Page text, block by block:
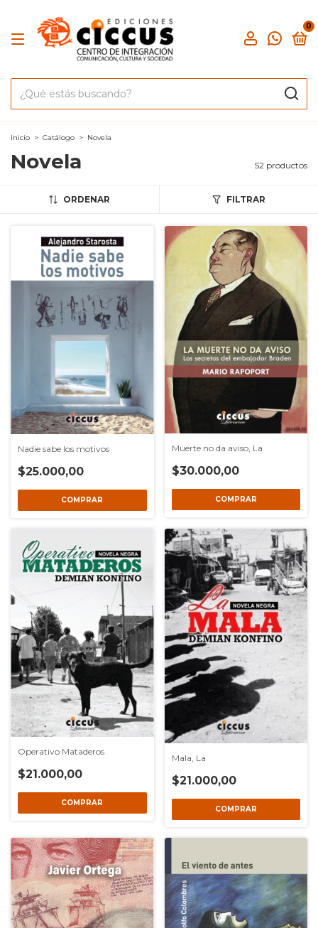
0
Inicio > Catálogo > Novela
Novela 52 productos
ORDENAR FILTRAR
Nadie sabe los motivos
$25.000,00
Muerte no da aviso, La
$30.000,00
Operativo Mataderos
$21.000,00
Mala, La
$21.000,00